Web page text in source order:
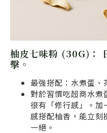
柚皮七味粉 (30G)：
擊。
最強搭配：水煮蛋、
對於習慣吃超商水煮
很有「修行感」。加
感搭配柚香，能立刻
一絕。